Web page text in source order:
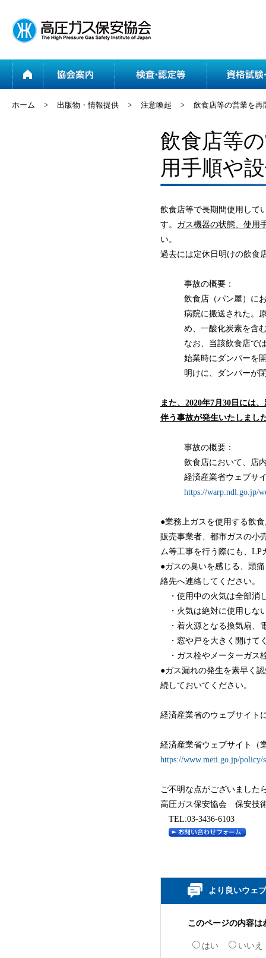
協会案内
ホーム > 出版物・情報提供 > 注意喚起 > 飲食店等の営業を再
飲食店等
用手順や
飲食店等で長期間使用して
す。 ガス機器の状態、使用
い。
過去には定休日明けの飲食
事故の概要：
飲食店（パン屋）に
病院に搬送された。
め、一酸化炭素を含
なお、当該飲食店で
始業時にダンパーを
明けに、ダンパーが
また、2020年7月30日には
伴う事故が発生いたしまし
事故の概要：
飲食店において、店
経済産業省ウェブサ
https://warp.ndl.go.jp/
●業務上ガスを使用する飲
販売事業者、都市ガスの小
ム等工事を行う際にも、LP
●ガスの臭いを感じる、頭
絡先へ連絡してください。
・使用中の火気は全部消
・火気は絶対に使用しな
・着火源となる換気扇、
・窓や戸を大きく開けて
・ガス栓やメーターガス
●ガス漏れの発生を素早く
続しておいてください。
経済産業省のウェブサイト
経済産業省ウェブサイト（
https://www.meti.go.jp/policy/
ご不明な点がございました
高圧ガス保安協会 保安技
TEL:03-3436-6103
より良いウェ
このページの内容は
はい いいえ